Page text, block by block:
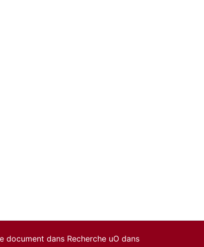
dans Recherche uO dans